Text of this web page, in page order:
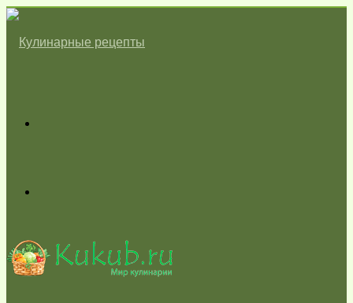
skin